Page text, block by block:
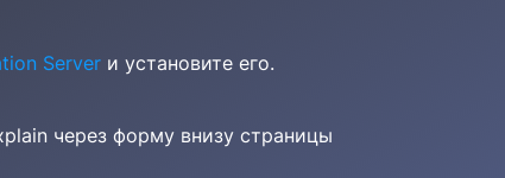
Server и установите его.
через форму внизу страницы